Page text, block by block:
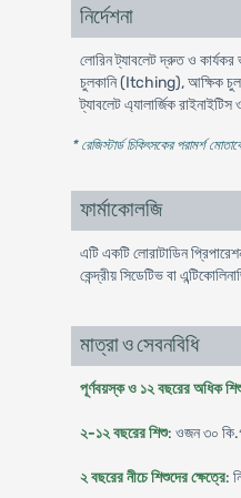
নির্দেশনা
লোরিন ট্যাবলেট দ্রুত ও কার্যকর
চুলকানি (Itching), আক্ষিক
ট্যাবলেট এ্যালার্জিক
* রেজিস্টার্ড চিকিৎসকের পরামর্শ
ফার্মাকোলজি
এটি একটি লােরাটাডিন
কেন্দ্রীয় সিডেটিভ বা
মাত্রা ও সেবনবিধি
পূর্ণবয়স্ক ও ১২ বছরের অধিক
২-১২ বছরের শিশু: ওজন ৩০
২ বছরের নীচে শিশুদের ক্ষেত্রে: